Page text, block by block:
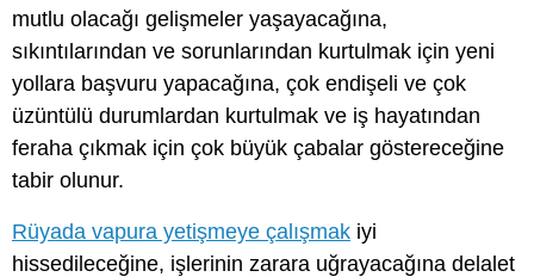
mutlu olacağı gelişmeler yaşayacağına,
sıkıntılarından ve sorunlarından kurtulmak için yeni
yollara başvuru yapacağına, çok endişeli ve çok
üzüntülü durumlardan kurtulmak ve iş hayatından
feraha çıkmak için çok büyük çabalar göstereceğine
tabir olunur.
Rüyada vapura yetişmeye çalışmak iyi
hissedileceğine, işlerinin zarara uğrayacağına delalet